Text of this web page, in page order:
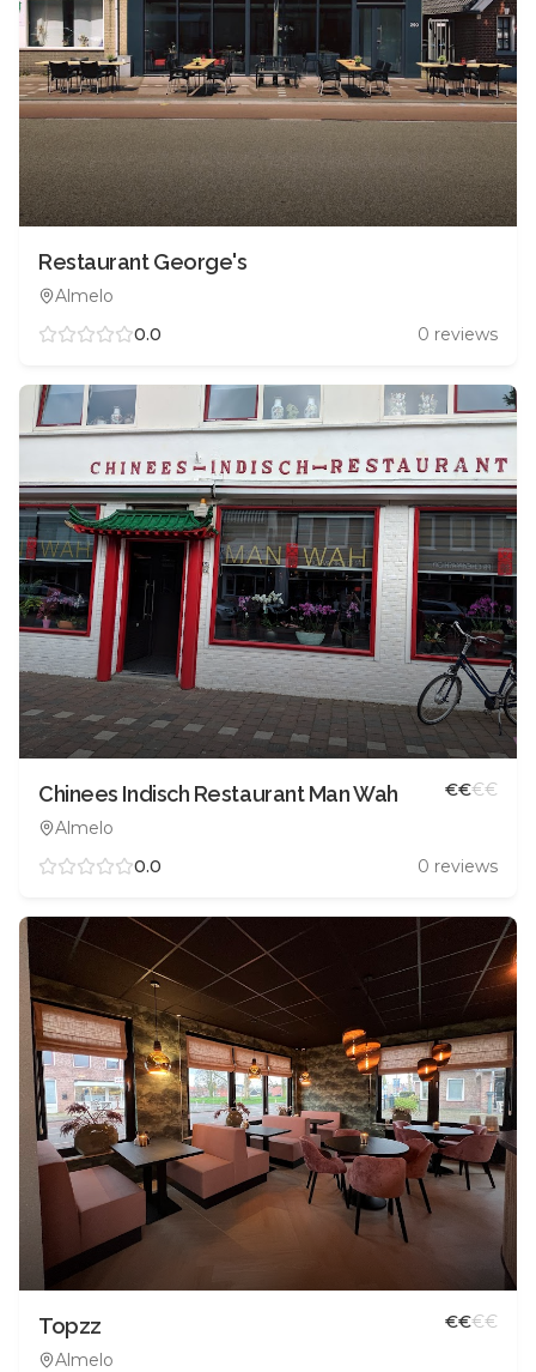
Restaurant George's
Almelo
0.0
0 reviews
Chinees Indisch Restaurant Man Wah
Almelo
€€€€
0.0 0 reviews
Topzz
Almelo
€€€€